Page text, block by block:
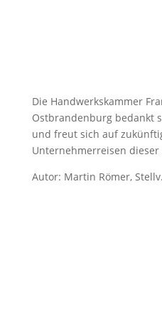
Die Handwerkskammer
Ostbrandenburg bedankt
und freut sich auf
Unternehmerreisen dieser
Autor: Martin Römer,